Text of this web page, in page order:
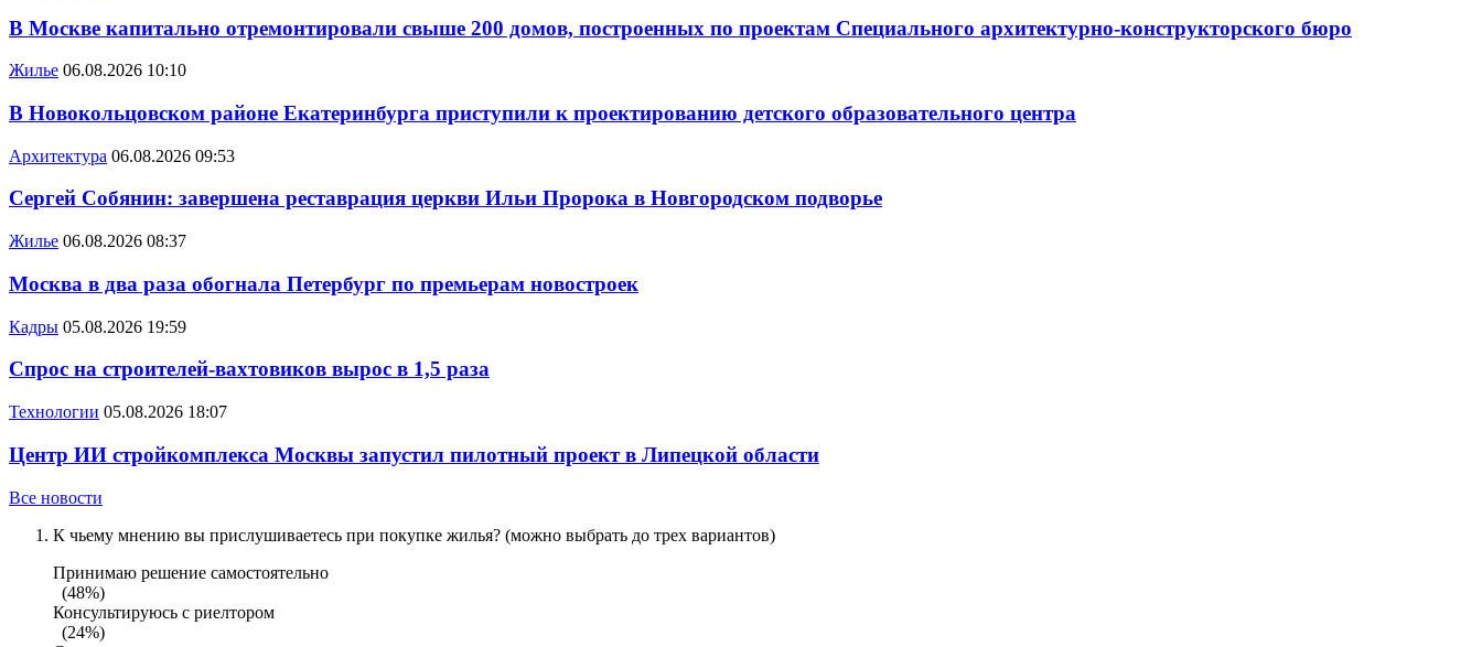
В Москве капитально отремонтировали свыше 200 домов, построенных по проектам Специального архитектурно-конструкторского бюро
Жилье 06.08.2026 10:10
В Новокольцовском районе Екатеринбурга приступили к проектированию детского образовательного центра
Архитектура 06.08.2026 09:53
Сергей Собянин: завершена реставрация церкви Ильи Пророка в Новгородском подворье
Жилье 06.08.2026 08:37
Москва в два раза обогнала Петербург по премьерам новостроек
Кадры 05.08.2026 19:59
Спрос на строителей-вахтовиков вырос в 1,5 раза
Технологии 05.08.2026 18:07
Центр ИИ стройкомплекса Москвы запустил пилотный проект в Липецкой области
Все новости
К чьему мнению вы прислушиваетесь при покупке жилья? (можно выбрать до трех вариантов)
Принимаю решение самостоятельно
(48%)
Консультируюсь с риелтором
(24%)